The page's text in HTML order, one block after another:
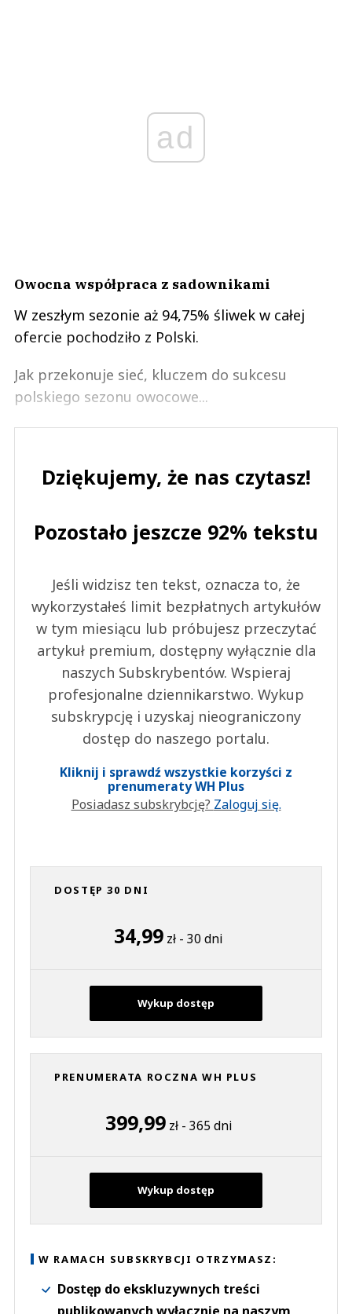
ad
Owocna współpraca z sadownikami
W zeszłym sezonie aż 94,75% śliwek w całej
ofercie pochodziło z Polski.
Jak przekonuje sieć, kluczem do sukcesu
polskiego sezonu owocowe...
Dziękujemy, że nas czytasz!
Pozostało jeszcze 92% tekstu
Jeśli widzisz ten tekst, oznacza to, że
wykorzystałeś limit bezpłatnych artykułów
w tym miesiącu lub próbujesz przeczytać
artykuł premium, dostępny wyłącznie dla
naszych Subskrybentów. Wspieraj
profesjonalne dziennikarstwo. Wykup
subskrypcję i uzyskaj nieograniczony
dostęp do naszego portalu.
Kliknij i sprawdź wszystkie korzyści z
prenumeraty WH Plus
Posiadasz subskrybcję? Zaloguj się.
DOSTĘP 30 DNI
34,99 zł - 30 dni
Wykup dostęp
PRENUMERATA ROCZNA WH PLUS
399,99zł - 365 dni
Wykup dostęp
W RAMACH SUBSKRYBCJI OTRZYMASZ:
Dostęp do ekskluzywnych treści